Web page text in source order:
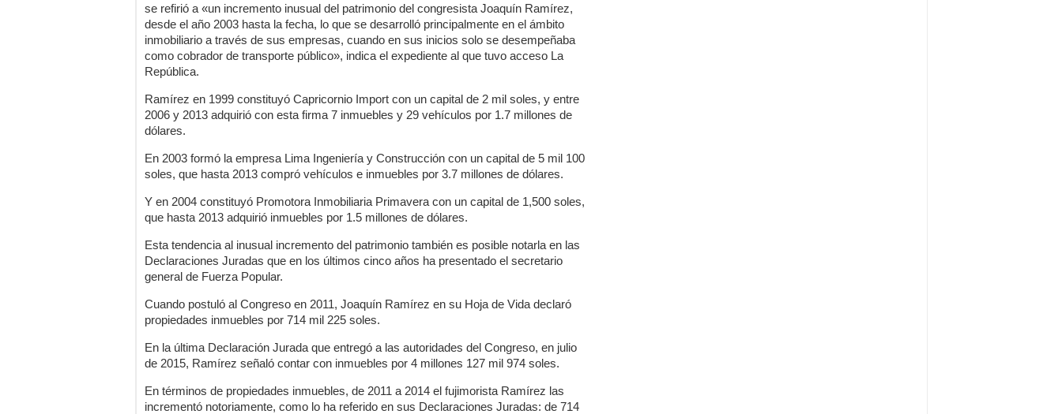
se refirió a «un incremento inusual del patrimonio del congresista Joaquín Ramírez,
desde el año 2003 hasta la fecha, lo que se desarrolló principalmente en el ámbito
inmobiliario a través de sus empresas, cuando en sus inicios solo se desempeñaba
como cobrador de transporte público», indica el expediente al que tuvo acceso La
República.
Ramírez en 1999 constituyó Capricornio Import con un capital de 2 mil soles, y entre
2006 y 2013 adquirió con esta firma 7 inmuebles y 29 vehículos por 1.7 millones de
dólares.
En 2003 formó la empresa Lima Ingeniería y Construcción con un capital de 5 mil 100
soles, que hasta 2013 compró vehículos e inmuebles por 3.7 millones de dólares.
Y en 2004 constituyó Promotora Inmobiliaria Primavera con un capital de 1,500 soles,
que hasta 2013 adquirió inmuebles por 1.5 millones de dólares.
Esta tendencia al inusual incremento del patrimonio también es posible notarla en las
Declaraciones Juradas que en los últimos cinco años ha presentado el secretario
general de Fuerza Popular.
Cuando postuló al Congreso en 2011, Joaquín Ramírez en su Hoja de Vida declaró
propiedades inmuebles por 714 mil 225 soles.
En la última Declaración Jurada que entregó a las autoridades del Congreso, en julio
de 2015, Ramírez señaló contar con inmuebles por 4 millones 127 mil 974 soles.
En términos de propiedades inmuebles, de 2011 a 2014 el fujimorista Ramírez las
incrementó notoriamente, como lo ha referido en sus Declaraciones Juradas: de 714